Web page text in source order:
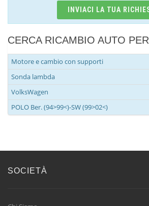
INVIACI LA TUA
CERCA RICAMBIO AUTO PER
Motore e cambio con supporti
Sonda lambda
VolksWagen
POLO Ber. (94>99<)-SW (99>02<)
SOCIETÀ